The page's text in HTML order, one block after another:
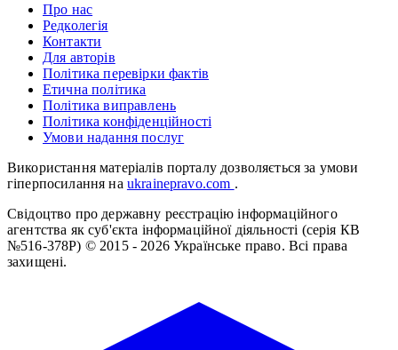
Про нас
Редколегія
Контакти
Для авторів
Політика перевірки фактів
Етична політика
Політика виправлень
Політика конфіденційності
Умови надання послуг
Використання матеріалів порталу дозволяється за умови
гіперпосилання на ukrainepravo.com .
Свідоцтво про державну реєстрацію інформаційного
агентства як суб'єкта інформаційної діяльності (серія КВ
№516-378Р) © 2015 - 2026 Українське право. Всі права
захищені.